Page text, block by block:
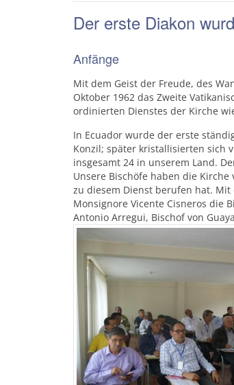
Der erste Diakon
Anfänge
Mit dem Geist der Freude, des
Oktober 1962 das Zweite
ordinierten Dienstes der Kirche
In Ecuador wurde der erste
Konzil; später kristallisierten sich
insgesamt 24 in unserem Land.
Unsere Bischöfe haben die
zu diesem Dienst berufen hat. Mit
Monsignore Vicente Cisneros die
Antonio Arregui, Bischof von